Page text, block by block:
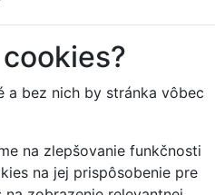
a bez nich by stránka vôbec
na zlepšovanie funkčnosti
na jej prispôsobenie pre